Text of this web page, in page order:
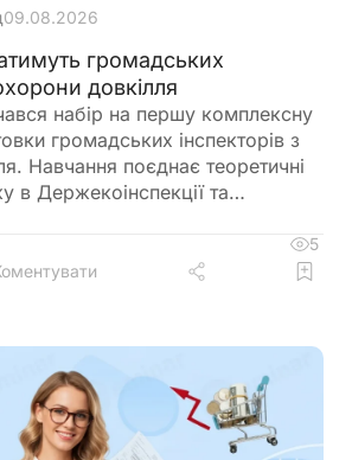
09.08.2026
громадських
довкілля
набір на першу комплексну
громадських інспекторів з
Навчання поєднає теоретичні
в Держекоінспекції та
5